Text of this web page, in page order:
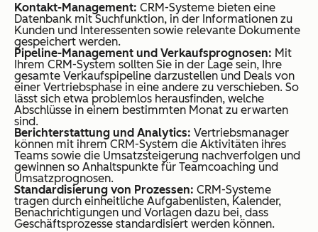
Kontakt-Management: CRM-Systeme bieten eine
Datenbank mit Suchfunktion, in der Informationen zu
Kunden und Interessenten sowie relevante Dokumente
gespeichert werden.
Pipeline-Management und Verkaufsprognosen: Mit
Ihrem CRM-System sollten Sie in der Lage sein, Ihre
gesamte Verkaufspipeline darzustellen und Deals von
einer Vertriebsphase in eine andere zu verschieben. So
lässt sich etwa problemlos herausfinden, welche
Abschlüsse in einem bestimmten Monat zu erwarten
sind.
Berichterstattung und Analytics: Vertriebsmanager
können mit ihrem CRM-System die Aktivitäten ihres
Teams sowie die Umsatzsteigerung nachverfolgen und
gewinnen so Anhaltspunkte für Teamcoaching und
Umsatzprognosen.
Standardisierung von Prozessen: CRM-Systeme
tragen durch einheitliche Aufgabenlisten, Kalender,
Benachrichtigungen und Vorlagen dazu bei, dass
Geschäftsprozesse standardisiert werden können.